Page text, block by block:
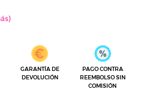
GARANTÍA DE
DEVOLUCIÓN
PAGO CONTRA
REEMBOLSO SIN
COMISIÓN